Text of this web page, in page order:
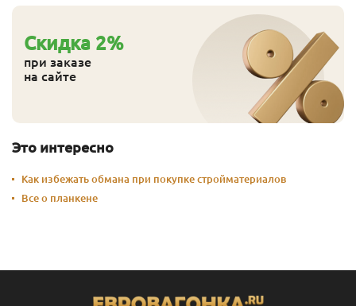
Cкидка 2%
при заказе
на сайте
Это интересно
Как избежать обмана при покупке стройматериалов
Все о планкене